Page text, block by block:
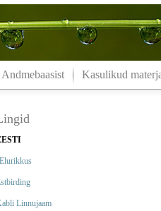
Andmebaasist Kasulikud
Linnujaam